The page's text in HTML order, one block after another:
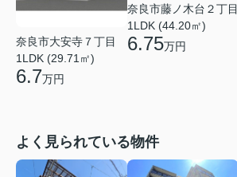
奈良市大安寺７丁目
1LDK (29.71㎡)
6.7万円
奈良市藤ノ木台２丁目
1LDK (44.20㎡)
6.75万円
よく見られている物件